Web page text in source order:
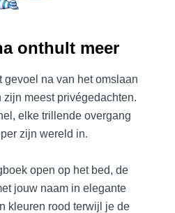
onthult meer
gevoel na van het omslaan
zijn meest privégedachten.
elke trillende overgang
zijn wereld in.
open op het bed, de
jouw naam in elegante
kleuren rood terwijl je de